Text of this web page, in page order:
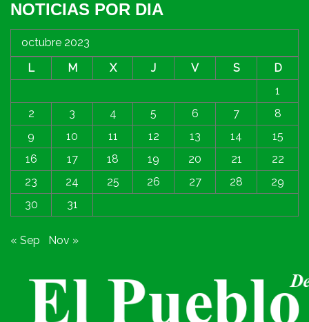
NOTICIAS POR DIA
octubre 2023
L
M X J V S
D
1
2
3 4 5 6 7
8
9
10 11 12 13 14
15
16
17 18 19 20 21
22
23
24 25 26 27 28
29
30
31
« Sep Nov »